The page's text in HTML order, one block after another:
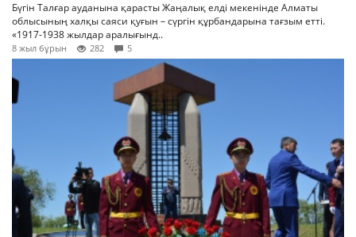
Бүгін Талғар ауданына қарасты Жаңалық елді мекенінде Алматы
облысының халқы саяси қуғын – сүргін құрбандарына тағзым етті.
«1917-1938 жылдар аралығынд..
8 жыл бұрын 282 5